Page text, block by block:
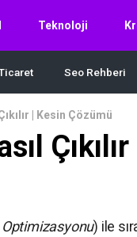
Teknoloji
Seo Rehberi
| Kesin Çözümü
) ile